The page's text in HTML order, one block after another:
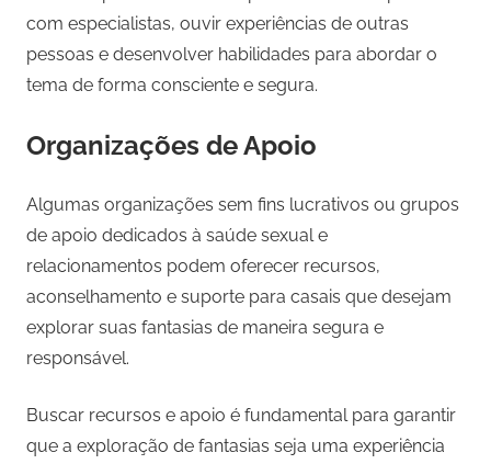
com especialistas, ouvir experiências de outras
pessoas e desenvolver habilidades para abordar o
tema de forma consciente e segura.
Organizações de Apoio
Algumas organizações sem fins lucrativos ou grupos
de apoio dedicados à saúde sexual e
relacionamentos podem oferecer recursos,
aconselhamento e suporte para casais que desejam
explorar suas fantasias de maneira segura e
responsável.
Buscar recursos e apoio é fundamental para garantir
que a exploração de fantasias seja uma experiência